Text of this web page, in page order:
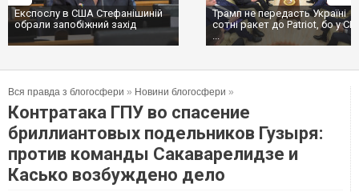
Експослу в США Стефанішиній
обрали запобіжний захід
Трамп не передасть Україні
сотні ракет до Patriot, бо у
...
Вся правда з блогосфери » Новини блогосфери »
Контратака ГПУ во спасение
бриллиантовых подельников Гузыря:
против команды Сакаварелидзе и
Касько возбуждено дело